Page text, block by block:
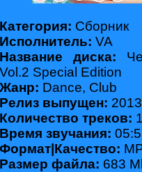
Категория: Сборник
Исполнитель: VA
Название диска:
Vol.2 Special Edition
Жанр: Dance, Club
Релиз выпущен: 2013
Количество треков:
Время звучания:
Формат|Качество:
Размер файла: 683